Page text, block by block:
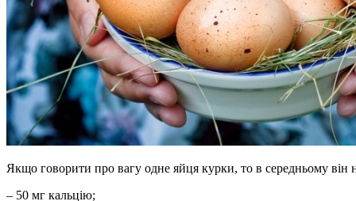
Якщо говорити про вагу одне яйця курки, то в середньому
– 50 мг кальцію;